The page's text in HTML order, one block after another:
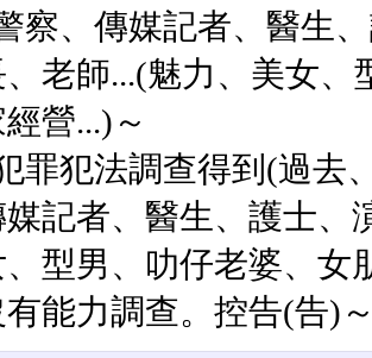
察、傳媒記者、醫生
老師...(魅力、美女
營...)～
罪犯法調查得到(過去
記者、醫生、護士、
型男、叻仔老婆、女
有能力調查。控告(告)